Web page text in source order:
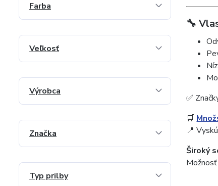
🔧
✅
🛒
📍
Široký
Farba
Veľkosť
Výrobca
Značka
Typ prilby